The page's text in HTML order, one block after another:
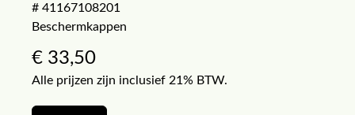
# 41167108201
Beschermkappen
€ 33,50
Alle prijzen zijn inclusief 21% BTW.